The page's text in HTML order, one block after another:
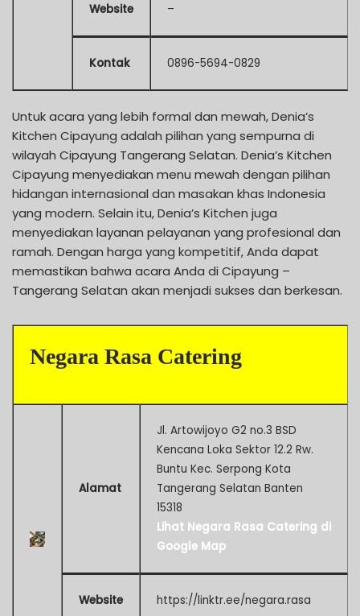
Website –
Kontak 0896-5694-0829
Untuk acara yang lebih formal dan mewah, Denia’s
Kitchen Cipayung adalah pilihan yang sempurna di
wilayah Cipayung Tangerang Selatan. Denia’s Kitchen
Cipayung menyediakan menu mewah dengan pilihan
hidangan internasional dan masakan khas Indonesia
yang modern. Selain itu, Denia’s Kitchen juga
menyediakan layanan pelayanan yang profesional dan
ramah. Dengan harga yang kompetitif, Anda dapat
memastikan bahwa acara Anda di Cipayung –
Tangerang Selatan akan menjadi sukses dan berkesan.
Negara Rasa Catering
Alamat
Jl. Artowijoyo G2 no.3 BSD
Kencana Loka Sektor 12.2 Rw.
Buntu Kec. Serpong Kota
Tangerang Selatan Banten
15318
Lihat Negara Rasa Catering di
Google Map
Website https://linktr.ee/negara.rasa